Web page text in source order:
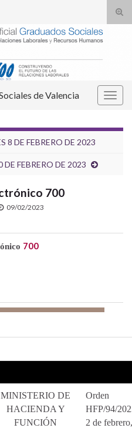
el
de Valencia
8 DE FEBRERO DE 2023
FEBRERO DE 2023
700
09/02/2023
700
MINISTERIO DE
HACIENDA Y
FUNCIÓN
Orden
HFP/94/
2 de